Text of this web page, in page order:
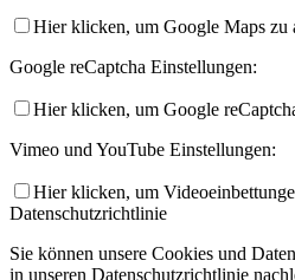
Hier klicken, um Google Maps zu
Google reCaptcha Einstellungen:
Hier klicken, um Google
Vimeo und YouTube Einstellungen:
Hier klicken, um
Datenschutzrichtlinie
Sie können unsere Cookies und
in unseren Datenschutzrichtlinie